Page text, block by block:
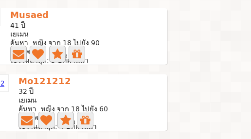
Musaed
41 ปี
เยเมน
ค้นหา หญิง จาก 18 ไปยัง 90
1 ภาพถ่าย
ใช้งานล่าสุด: 3 ปีที่ผ่านมา
Mo121212
32 ปี
เยเมน
ค้นหา หญิง จาก 18 ไปยัง 60
1 ภาพถ่าย
ใช้งานล่าสุด: 4 ปีที่ผ่านมา